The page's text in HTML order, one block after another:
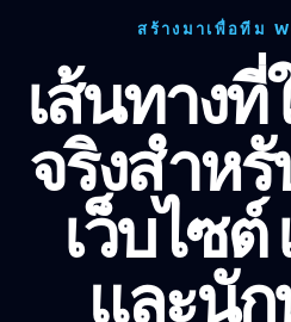
สร้างมาเพื่อทีม
เส้นทาง
จริงสำหรั
เว็บไซต์
และนั